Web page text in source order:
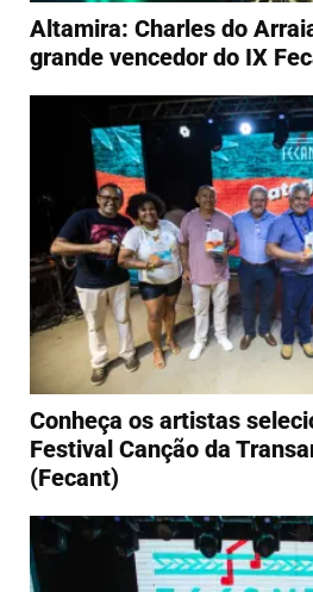
Altamira: Charles do
grande vencedor do IX
Conheça os artistas
Festival Canção da
(Fecant)